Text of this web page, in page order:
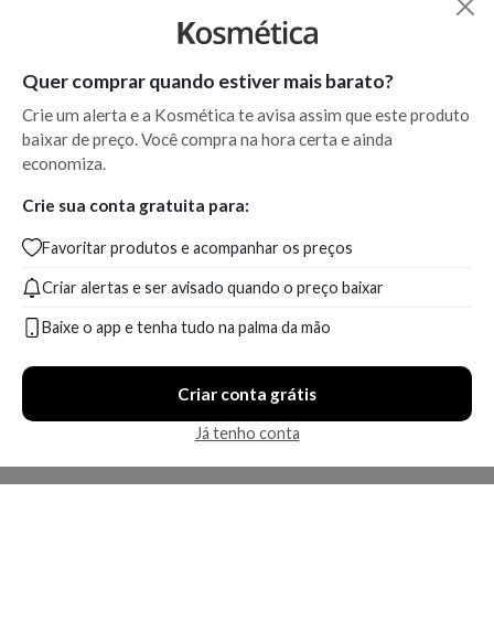
Quer comprar quando estiver mais barato?
Crie um alerta e a Kosmética te avisa assim que este produto
baixar de preço. Você compra na hora certa e ainda
economiza.
Crie sua conta gratuita para:
Favoritar produtos e acompanhar os preços
Criar alertas e ser avisado quando o preço baixar
Baixe o app e tenha tudo na palma da mão
Criar conta grátis
Já tenho conta